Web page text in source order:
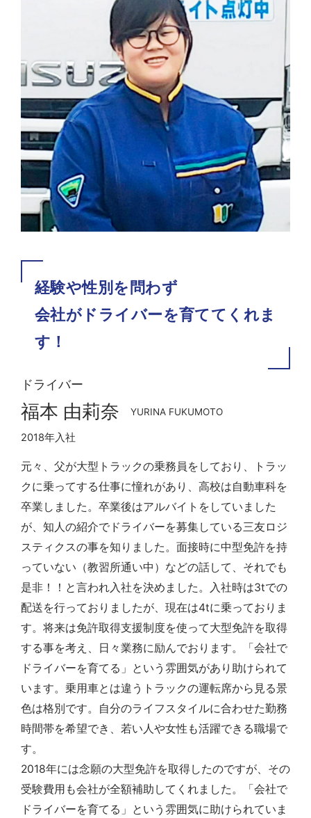
経験や性別を問わず
会社がドライバーを育ててくれま
す！
ドライバー
福本 由莉奈 YURINA FUKUMOTO
2018年入社
元々、父が大型トラックの乗務員をしており、トラッ
クに乗ってする仕事に憧れがあり、高校は自動車科を
卒業しました。卒業後はアルバイトをしていました
が、知人の紹介でドライバーを募集している三友ロジ
スティクスの事を知りました。面接時に中型免許を持
っていない（教習所通い中）などの話して、それでも
是非！！と言われ入社を決めました。入社時は3tでの
配送を行っておりましたが、現在は4tに乗っておりま
す。将来は免許取得支援制度を使って大型免許を取得
する事を考え、日々業務に励んでおります。「会社で
ドライバーを育てる」という雰囲気があり助けられて
います。乗用車とは違うトラックの運転席から見る景
色は格別です。自分のライフスタイルに合わせた勤務
時間帯を希望でき、若い人や女性も活躍できる職場で
す。
2018年には念願の大型免許を取得したのですが、その
受験費用も会社が全額補助してくれました。「会社で
ドライバーを育てる」という雰囲気に助けられていま